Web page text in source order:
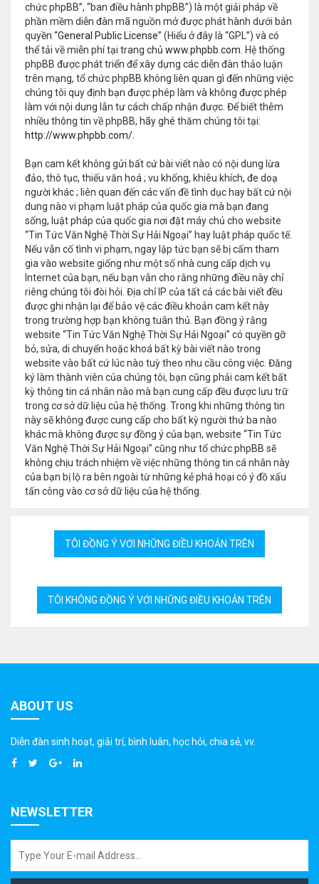
chức phpBB”, “ban điều hành phpBB”) là một giải pháp về
phần mềm diễn đàn mã nguồn mở được phát hành dưới bản
quyền “General Public License” (Hiểu ở đây là “GPL”) và có
thể tải về miễn phí tại trang chủ www.phpbb.com . Hệ thống
phpBB được phát triển để xây dựng các diễn đàn thảo luận
trên mạng, tổ chức phpBB không liên quan gì đến những việc
chúng tôi quy định bạn được phép làm và không được phép
làm với nội dung lẫn tư cách chấp nhận được. Để biết thêm
nhiều thông tin về phpBB, hãy ghé thăm chúng tôi tại:
http://www.phpbb.com/
Bạn cam kết không gửi bất cứ bài viết nào có nội dung lừa
đảo, thô tục, thiếu văn hoá ; vu khống, khiêu khích, đe doạ
người khác ; liên quan đến các vấn đề tình dục hay bất cứ nội
dung nào vi phạm luật pháp của quốc gia mà bạn đang
sống, luật pháp của quốc gia nơi đặt máy chủ cho website
“Tin Tức Văn Nghệ Thời Sự Hải Ngoại” hay luật pháp quốc tế.
Nếu vẫn cố tình vi phạm, ngay lập tức bạn sẽ bị cấm tham
gia vào website giống như một số nhà cung cấp dịch vụ
Internet của bạn, nếu bạn vẫn cho rằng những điều này chỉ
riêng chúng tôi đòi hỏi. Địa chỉ IP của tất cả các bài viết đều
được ghi nhận lại để bảo vệ các điều khoản cam kết này
trong trường hợp bạn không tuân thủ. Bạn đồng ý rằng
website “Tin Tức Văn Nghệ Thời Sự Hải Ngoại” có quyền gỡ
bỏ, sửa, di chuyển hoặc khoá bất kỳ bài viết nào trong
website vào bất cứ lúc nào tuỳ theo nhu cầu công việc. Đăng
ký làm thành viên của chúng tôi, bạn cũng phải cam kết bất
kỳ thông tin cá nhân nào mà bạn cung cấp đều được lưu trữ
trong cơ sở dữ liệu của hệ thống. Trong khi những thông tin
này sẽ không được cung cấp cho bất kỳ người thứ ba nào
khác mà không được sự đồng ý của bạn, website “Tin Tức
Văn Nghệ Thời Sự Hải Ngoại” cũng như tổ chức phpBB sẽ
không chịu trách nhiệm về việc những thông tin cá nhân này
của bạn bị lộ ra bên ngoài từ những kẻ phá hoại có ý đồ xấu
tấn công vào cơ sở dữ liệu của hệ thống.
ABOUT US
Diễn đàn sinh hoạt, giải trí, bình luân, học hỏi, chia sẻ, vv.
NEWSLETTER